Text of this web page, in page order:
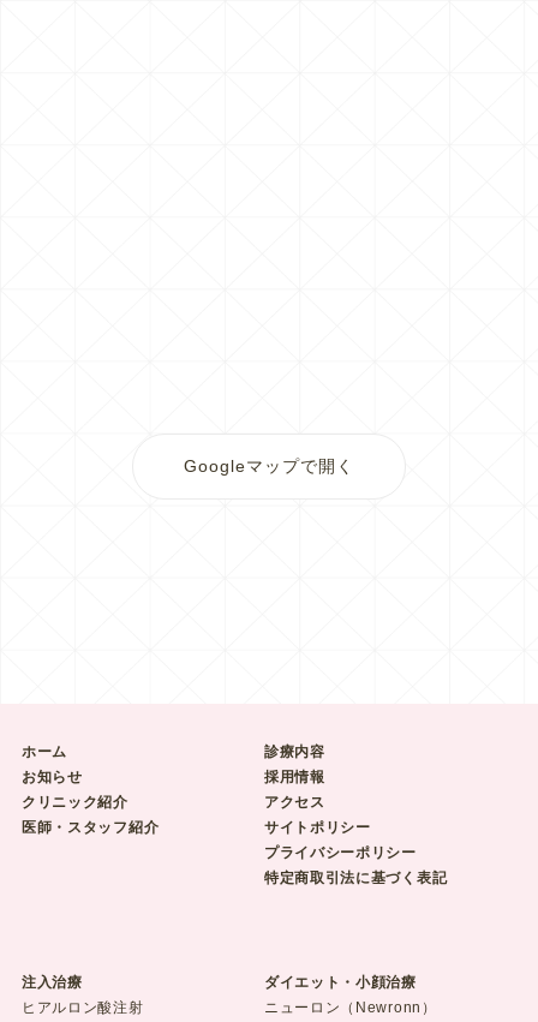
Googleマップで開く
ホーム
お知らせ
クリニック紹介
医師・スタッフ紹介
診療内容
採用情報
アクセス
サイトポリシー
プライバシーポリシー
特定商取引法に基づく表記
注入治療
ヒアルロン酸注射
ダイエット・小顔治療
ニューロン（Newronn）